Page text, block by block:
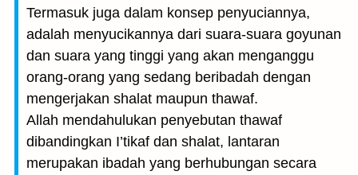
Termasuk juga dalam konsep penyuciannya,
adalah menyucikannya dari suara-suara goyunan
dan suara yang tinggi yang akan menganggu
orang-orang yang sedang beribadah dengan
mengerjakan shalat maupun thawaf.
Allah mendahulukan penyebutan thawaf
dibandingkan I’tikaf dan shalat, lantaran
merupakan ibadah yang berhubungan secara